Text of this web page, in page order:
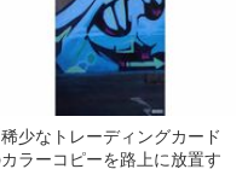
稀少なトレーディングカード
ラーコピーを路上に放置す